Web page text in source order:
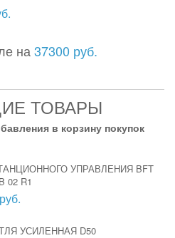
на 37300 руб.
ТОВАРЫ
в корзину покупок
УПРАВЛЕНИЯ BFT
02 R1
УСИЛЕННАЯ D50